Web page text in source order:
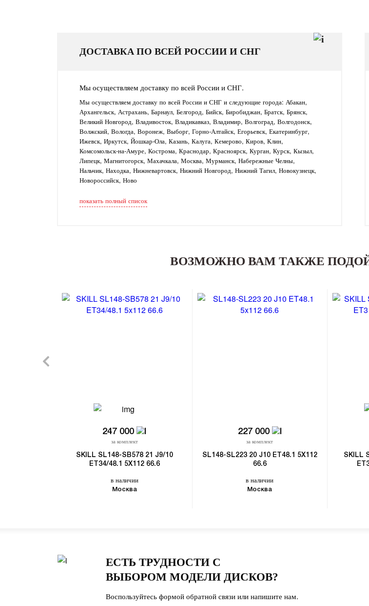
ДОСТАВКА ПО ВСЕЙ РОССИИ И СНГ
Мы осуществляем доставку по всей России и СНГ.
Мы осуществляем доставку по всей России и СНГ и следующие города: Абакан,
Архангельск, Астрахань, Барнаул, Белгород, Бийск, Биробиджан, Братск, Брянск,
Великий Новгород, Владивосток, Владикавказ, Владимир, Волгоград, Волгодонск,
Волжский, Вологда, Воронеж, Выборг, Горно-Алтайск, Егорьевск, Екатеринбург,
Ижевск, Иркутск, Йошкар-Ола, Казань, Калуга, Кемерово, Киров, Клин,
Комсомольск-на-Амуре, Кострома, Краснодар, Красноярск, Курган, Курск, Кызыл,
Липецк, Магнитогорск, Махачкала, Москва, Мурманск, Набережные Челны,
Нальчик, Находка, Нижневартовск, Нижний Новгород, Нижний Тагил, Новокузнецк,
Новороссийск, Ново
показать полный список
ВОЗМОЖНО ВАМ ТАКЖЕ
247 000
за комплект
SKILL SL148-SB578 21 J9/10
ET34/48.1 5X112 66.6
в наличии
Москва
227 000
за комплект
SL148-SL223 20 J10 ET48.1 5X112
66.6
в наличии
Москва
SKILL
ЕСТЬ ТРУДНОСТИ С
ВЫБОРОМ МОДЕЛИ ДИСКОВ?
Воспользуйтесь формой обратной связи или напишите нам.